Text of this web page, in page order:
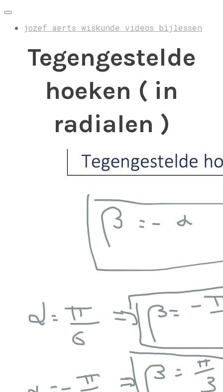
jozef aerts wiskunde videos bijlessen
Tegengestelde
hoeken ( in
radialen )